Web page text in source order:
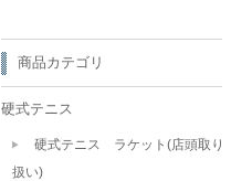
商品カテゴリ
硬式テニス
硬式テニス ラケット(店頭取り
扱い)